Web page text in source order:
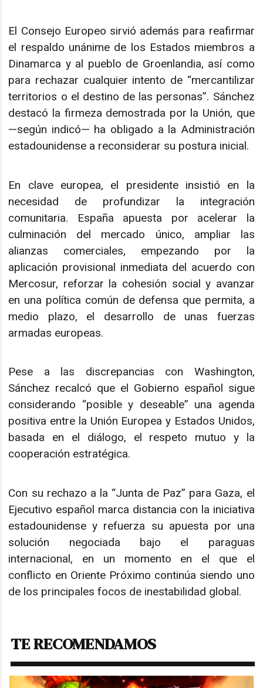
El Consejo Europeo sirvió además para reafirmar
el respaldo unánime de los Estados miembros a
Dinamarca y al pueblo de Groenlandia, así como
para rechazar cualquier intento de “mercantilizar
territorios o el destino de las personas”. Sánchez
destacó la firmeza demostrada por la Unión, que
—según indicó— ha obligado a la Administración
estadounidense a reconsiderar su postura inicial.
En clave europea, el presidente insistió en la
necesidad de profundizar la integración
comunitaria. España apuesta por acelerar la
culminación del mercado único, ampliar las
alianzas comerciales, empezando por la
aplicación provisional inmediata del acuerdo con
Mercosur, reforzar la cohesión social y avanzar
en una política común de defensa que permita, a
medio plazo, el desarrollo de unas fuerzas
armadas europeas.
Pese a las discrepancias con Washington,
Sánchez recalcó que el Gobierno español sigue
considerando “posible y deseable” una agenda
positiva entre la Unión Europea y Estados Unidos,
basada en el diálogo, el respeto mutuo y la
cooperación estratégica.
Con su rechazo a la “Junta de Paz” para Gaza, el
Ejecutivo español marca distancia con la iniciativa
estadounidense y refuerza su apuesta por una
solución negociada bajo el paraguas
internacional, en un momento en el que el
conflicto en Oriente Próximo continúa siendo uno
de los principales focos de inestabilidad global.
TE RECOMENDAMOS